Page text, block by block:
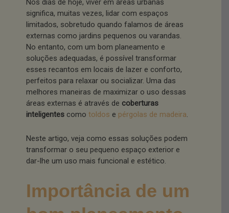
Nos dias de hoje, viver em áreas urbanas
significa, muitas vezes, lidar com espaços
limitados, sobretudo quando falamos de áreas
externas como jardins pequenos ou varandas.
No entanto, com um bom planeamento e
soluções adequadas, é possível transformar
esses recantos em locais de lazer e conforto,
perfeitos para relaxar ou socializar. Uma das
melhores maneiras de maximizar o uso dessas
áreas externas é através de coberturas
inteligentes como toldos e pérgolas de madeira.
Neste artigo, veja como essas soluções podem
transformar o seu pequeno espaço exterior e
dar-lhe um uso mais funcional e estético.
Importância de um